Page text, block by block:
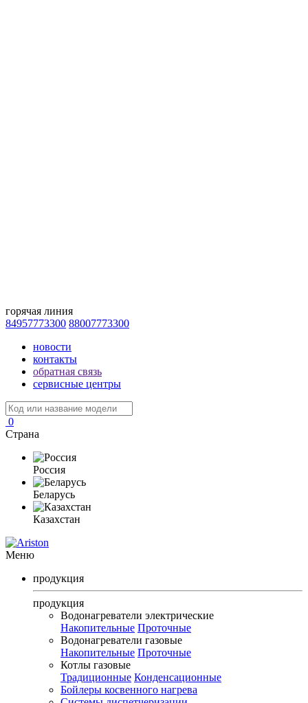
горячая линия
84957773300 88007773300
новости
контакты
обратная связь
сервисные центры
0
Страна
Россия
Беларусь
Казахстан
Меню
продукция
продукция
Водонагреватели электрические
Накопительные Проточные
Водонагреватели газовые
Накопительные Проточные
Котлы газовые
Традиционные Конденсационные
Бойлеры косвенного нагрева